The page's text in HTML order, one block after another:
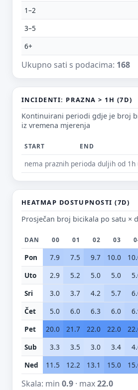
1–2
3–5
6+
Ukupno sati s podacima: 168
INCIDENTI: PRAZNA > 1H (7D)
Kontinuirani periodi gdje je broj
iz vremena mjerenja
START END
nema praznih perioda duljih od 1h
HEATMAP DOSTUPNOSTI (7D)
Prosječan broj bicikala po satu ×
DAN 00 01 02 03
Pon 7.9 7.5 9.7 10.0
Uto
2.9 5.2 5.0 5.0
Sri
3.0 3.7 4.2 5.7
Čet
5.0 6.0 6.3 6.0
Pet
20.0 21.7 22.0 22.0
Sub
3.3 3.5 3.0 3.4
Ned
11.5 12.2 13.1 15.0
Skala: min 0.9· max22.0